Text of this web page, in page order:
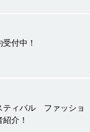
付中！
ティバル ファッショ
介！